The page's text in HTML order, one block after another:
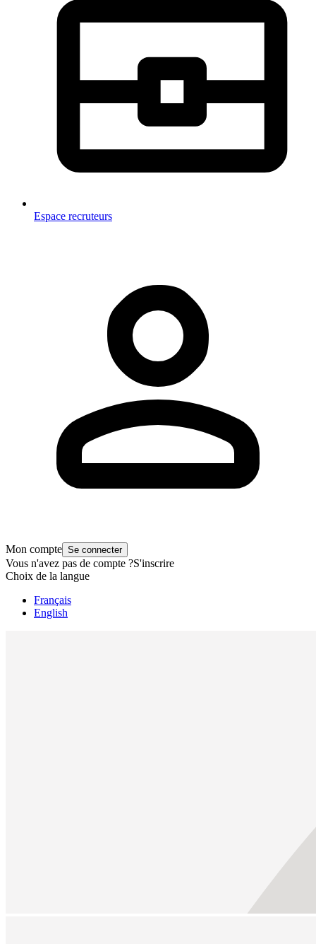
Espace recruteurs
Mon compte Se connecter
Vous n'avez pas de compte ?S'inscrire
Choix de la langue
Français
English